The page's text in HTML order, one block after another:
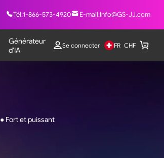
Tél:1-866-573-4920 E-mail:Info@GS-JJ.com
Générateur
d'IA
Se connecter FR CHF
● Fort et puissant